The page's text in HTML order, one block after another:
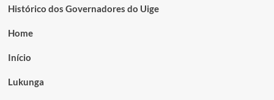
Histórico dos Governadores do Uige
Home
Início
Lukunga